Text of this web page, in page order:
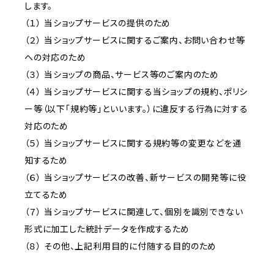
します。
（１） 当ショップサービスの提供のため
（２） 当ショップサービスに関するご案内、お問い合わせ等
への対応のため
（３） 当ショップの商品、サービス等のご案内のため
（４） 当ショップサービスに関する当ショップの規約、ポリシ
ー等（以下「規約等」といいます。）に違反する行為に対する
対応のため
（５） 当ショップサービスに関する規約等の変更などを通
知するため
（６） 当ショップサービスの改善、新サービスの開発等に役
立てるため
（７） 当ショップサービスに関連して、個別を識別できない
形式に加工した統計データを作成するため
（８） その他、上記利用目的に付随する目的のため